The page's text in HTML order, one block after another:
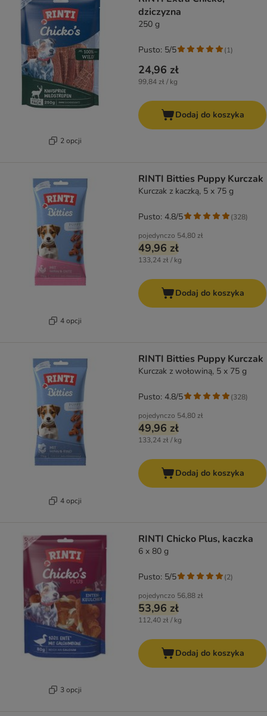
2 opcji
dziczyzna
250 g
24,96 zł
99,84 zł / kg
Pusto: 5/5 (1)
Dodaj do koszyka
4 opcji
RINTI Bitties Puppy Kurczak
Kurczak z kaczką, 5 x 75 g
pojedynczo 54,80 zł
49,96 zł
133,24 zł / kg
Pusto: 4.8/5 (328)
Dodaj do koszyka
4 opcji
RINTI Bitties Puppy Kurczak
Kurczak z wołowiną, 5 x 75 g
pojedynczo 54,80 zł
49,96 zł
133,24 zł / kg
Pusto: 4.8/5 (328)
Dodaj do koszyka
3 opcji
RINTI Chicko Plus, kaczka
6 x 80 g
pojedynczo 56,88 zł
53,96 zł
112,40 zł / kg
Pusto: 5/5 (2)
Dodaj do koszyka